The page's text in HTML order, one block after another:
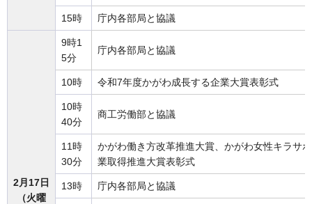
15時 庁内各部局と協議
2月17日
（火曜
9時1
5分
庁内各部局と協議
10時 令和7年度かがわ成長する企業大賞表彰式
10時
40分
商工労働部と協議
11時
30分
かがわ働き方改革推進大賞、かがわ女性キラサ
業取得推進大賞表彰式
13時 庁内各部局と協議